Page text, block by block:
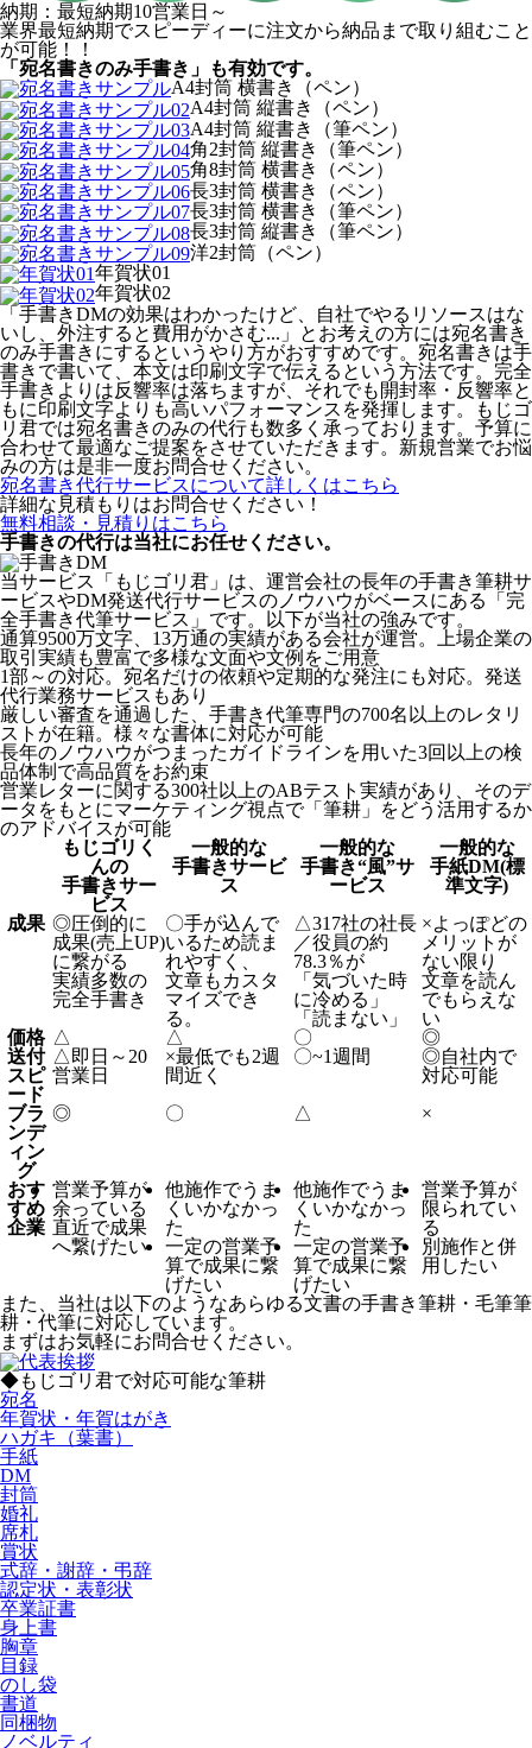
納期：最短納期10営業日～
業界最短納期でスピーディーに注文から納品まで取り組むこと
が可能！！
「宛名書きのみ手書き」も有効です。
A4封筒 横書き（ペン）
A4封筒 縦書き（ペン）
A4封筒 縦書き（筆ペン）
角2封筒 縦書き（筆ペン）
角8封筒 横書き（ペン）
長3封筒 横書き（ペン）
長3封筒 横書き（筆ペン）
長3封筒 縦書き（筆ペン）
洋2封筒（ペン）
年賀状01
年賀状02
「手書きDMの効果はわかったけど、自社でやるリソースはな
いし、外注すると費用がかさむ...」とお考えの方には宛名書き
のみ手書きにするというやり方がおすすめです。宛名書きは手
書きで書いて、本文は印刷文字で伝えるという方法です。完全
手書きよりは反響率は落ちますが、それでも開封率・反響率と
もに印刷文字よりも高いパフォーマンスを発揮します。もじゴ
リ君では宛名書きのみの代行も数多く承っております。予算に
合わせて最適なご提案をさせていただきます。新規営業でお悩
みの方は是非一度お問合せください。
宛名書き代行サービスについて詳しくはこちら
詳細な見積もりはお問合せください！
無料相談・見積りはこちら
手書きの代行は当社にお任せください。
当サービス「もじゴリ君」は、運営会社の長年の手書き筆耕サ
ービスやDM発送代行サービスのノウハウがベースにある「完
全手書き代筆サービス」です。以下が当社の強みです。
通算9500万文字、13万通の実績がある会社が運営。上場企業の
取引実績も豊富で多様な文面や文例をご用意
1部～の対応。宛名だけの依頼や定期的な発注にも対応。発送
代行業務サービスもあり
厳しい審査を通過した、手書き代筆専門の700名以上のレタリ
ストが在籍。様々な書体に対応が可能
長年のノウハウがつまったガイドラインを用いた3回以上の検
品体制で高品質をお約束
営業レターに関する300社以上のABテスト実績があり、そのデ
ータをもとにマーケティング視点で「筆耕」をどう活用するか
のアドバイスが可能
もじゴリく
んの
手書きサー
ビス
一般的な
手書きサービ
ス
一般的な
手書き“風”サ
ービス
一般的な
手紙DM(標
準文字)
成果 ◎圧倒的に
成果(売上UP)
に繋がる
実績多数の
完全手書き
〇手が込んで
いるため読ま
れやすく、
文章もカスタ
マイズでき
る。
△317社の社長
／役員の約
78.3％が
「気づいた時
に冷める」
「読まない」
×よっぽどの
メリットが
ない限り
文章を読ん
でもらえな
い
価格 △ △ 〇
◎
送付
スピ
ード
△ 即日～20
営業日
×最低でも2週
間近く
〇~1週間 ◎自社内で
対応可能
ブラ
ンデ
ィン
グ
◎ 〇 △ ×
おす
すめ
企業
営業予算が
余っている
直近で成果
へ繋げたい
他施作でうま
くいかなかっ
た
一定の営業予
算で成果に繋
げたい
他施作でうま
くいかなかっ
た
一定の営業予
算で成果に繋
げたい
営業予算が
限られてい
る
別施作と併
用したい
また、当社は以下のようなあらゆる文書の手書き筆耕・毛筆筆
耕・代筆に対応しています。
まずはお気軽にお問合せください。
◆もじゴリ君で対応可能な筆耕
宛名
年賀状・年賀はがき
ハガキ（葉書）
手紙
DM
封筒
婚礼
席札
賞状
式辞・謝辞・弔辞
認定状・表彰状
卒業証書
身上書
胸章
目録
のし袋
書道
同梱物
ノベルティ